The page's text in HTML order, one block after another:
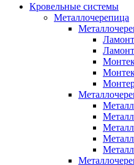
Кровельные системы
Металлочерепица